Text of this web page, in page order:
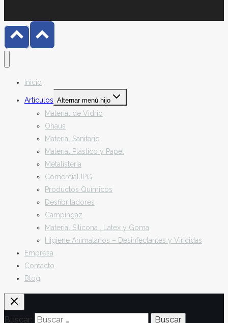
Inicio
Artículos Alternar menú hijo
Material de Vidrio
Ohaus
Material Sanitario
Material Plástico y Papel
Metalistería
ComercialJPG
Productos Químicos
Desfibriladores
Campingaz
Material Silicona , Latex y Goma
Higiene Animalarios – Desinfectantes y Viricidas
Empresa
Contacto
Blog
Buscar: